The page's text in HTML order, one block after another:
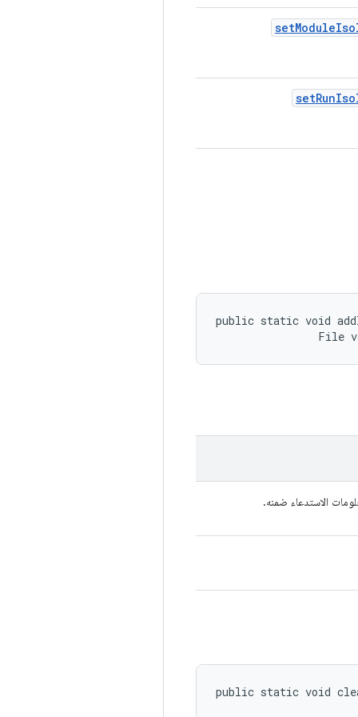
setModule
setRun
public static void
File
الاستدعاء ضمنه.
public static void